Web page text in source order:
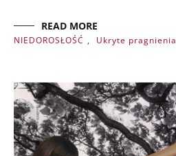
READ MORE
NIEDOROSŁOŚĆ , Ukryte pragnienia